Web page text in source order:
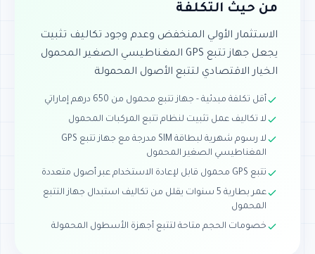
من حيث التكلفة
الاستثمار الأولي المنخفض وعدم وجود تكاليف تثبيت
يجعل جهاز تتبع GPS المغناطيسي الصغير المحمول
الخيار الاقتصادي لتتبع الأصول المحمولة
أقل تكلفة مبدئية - جهاز تتبع محمول من 650 درهم إماراتي
لا تكاليف عمل تثبيت لنظام تتبع المركبات المحمول
لا رسوم شهرية لبطاقة SIM مدرجة مع جهاز تتبع GPS
المغناطيسي الصغير المحمول
تتبع GPS محمول قابل لإعادة الاستخدام عبر أصول متعددة
عمر بطارية 5 سنوات يقلل من تكاليف استبدال جهاز التتبع
المحمول
خصومات الحجم متاحة لتتبع أجهزة الأسطول المحمولة